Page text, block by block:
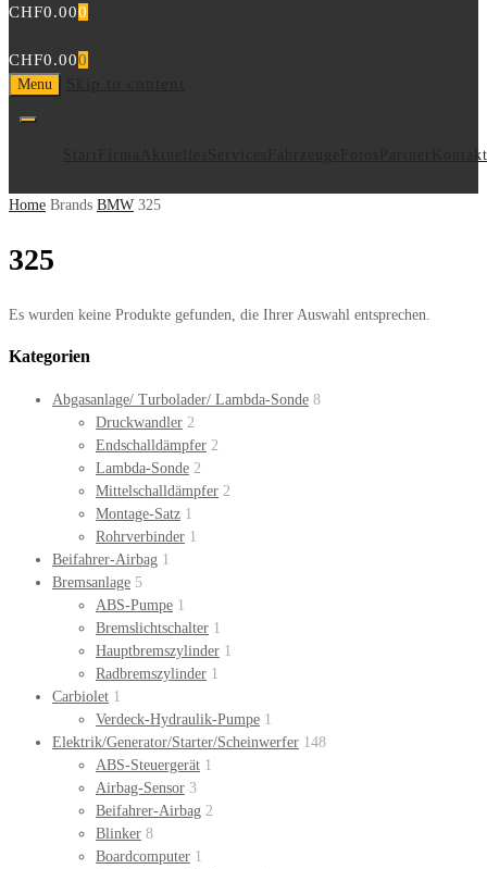
CHF0.000
CHF0.000
Menu
Kontakt
Home Brands BMW 325
325
Es wurden keine Produkte gefunden, die Ihrer Auswahl entsprechen.
Kategorien
Abgasanlage/ Turbolader/ Lambda-Sonde 8
Druckwandler 2
Endschalldämpfer 2
Lambda-Sonde 2
Mittelschalldämpfer 2
Montage-Satz 1
Rohrverbinder 1
Beifahrer-Airbag 1
Bremsanlage 5
ABS-Pumpe 1
Bremslichtschalter 1
Hauptbremszylinder 1
Radbremszylinder 1
Carbiolet 1
Verdeck-Hydraulik-Pumpe 1
Elektrik/Generator/Starter/Scheinwerfer 148
ABS-Steuergerät 1
Airbag-Sensor 3
Beifahrer-Airbag 2
Blinker 8
Boardcomputer 1